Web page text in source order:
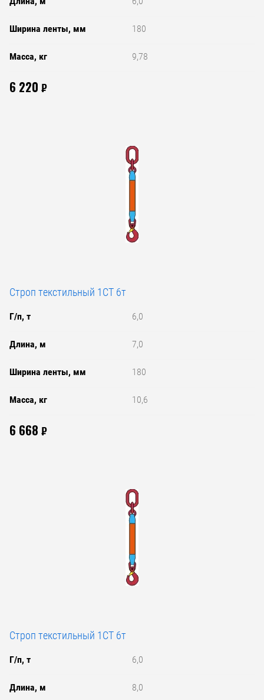
Ширина ленты, мм 180
Масса, кг 9,78
6 220 ₽
Строп текстильный 1СТ 6т
Г/п, т 6,0
Длина, м 7,0
Ширина ленты, мм 180
Масса, кг 10,6
6 668 ₽
Строп текстильный 1СТ 6т
Г/п, т 6,0
Длина, м 8,0